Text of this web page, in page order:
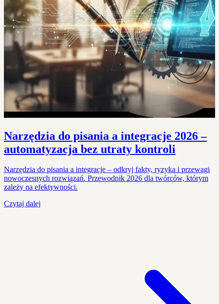
Narzędzia do pisania a integracje 2026 –
automatyzacja bez utraty kontroli
Narzędzia do pisania a integracje – odkryj fakty, ryzyka i przewagi
nowoczesnych rozwiązań. Przewodnik 2026 dla twórców, którym
zależy na efektywności.
Czytaj dalej